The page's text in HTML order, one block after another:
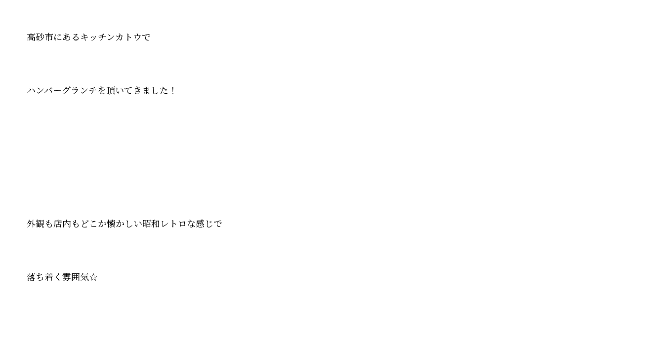
高砂市にあるキッチンカトウで
ハンバーグランチを頂いてきました！
外観も店内もどこか懐かしい昭和レトロな感じで
落ち着く雰囲気☆